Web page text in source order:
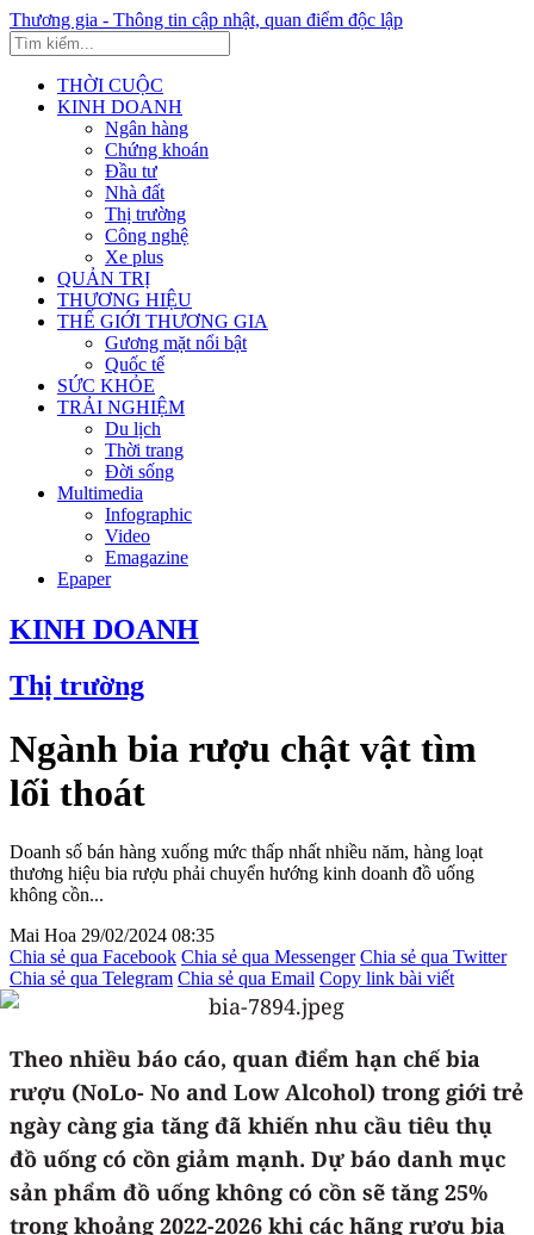
Thương gia - Thông tin cập nhật, quan điểm độc lập
THỜI CUỘC
KINH DOANH
Ngân hàng
Chứng khoán
Đầu tư
Nhà đất
Thị trường
Công nghệ
Xe plus
QUẢN TRỊ
THƯƠNG HIỆU
THẾ GIỚI THƯƠNG GIA
Gương mặt nổi bật
Quốc tế
SỨC KHỎE
TRẢI NGHIỆM
Du lịch
Thời trang
Đời sống
Multimedia
Infographic
Video
Emagazine
Epaper
KINH DOANH
Thị trường
Ngành bia rượu chật vật tìm
lối thoát
Doanh số bán hàng xuống mức thấp nhất nhiều năm, hàng loạt
thương hiệu bia rượu phải chuyển hướng kinh doanh đồ uống
không cồn...
Mai Hoa 29/02/2024 08:35
Chia sẻ qua Facebook Chia sẻ qua Messenger Chia sẻ qua Twitter
Chia sẻ qua Telegram Chia sẻ qua Email Copy link bài viết
Theo nhiều báo cáo, quan điểm hạn chế bia
rượu (NoLo- No and Low Alcohol) trong giới trẻ
ngày càng gia tăng đã khiến nhu cầu tiêu thụ
đồ uống có cồn giảm mạnh. Dự báo danh mục
sản phẩm đồ uống không có cồn sẽ tăng 25%
trong khoảng 2022-2026 khi các hãng rượu bia